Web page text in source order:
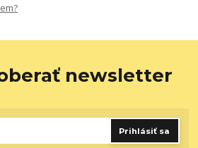
newsletter
Prihlásiť sa